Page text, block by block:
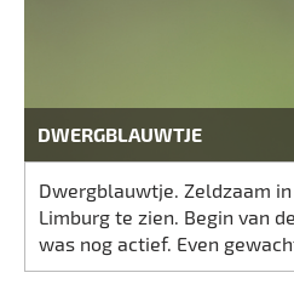
DWERGBLAUWTJE
Dwergblauwtje. Zeldzaam
Limburg te zien. Begin van
was nog actief. Even